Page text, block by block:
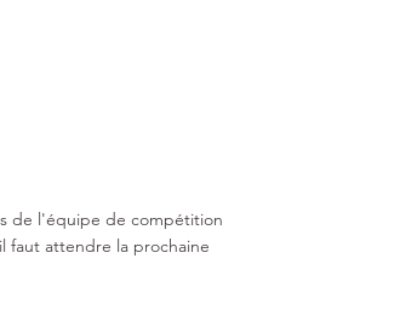
de l'équipe de compétition
faut attendre la prochaine